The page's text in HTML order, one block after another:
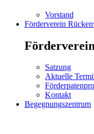
Vorstand
Förderverein
Satzung
Aktuelle
Kontakt
Begegnungszentrum